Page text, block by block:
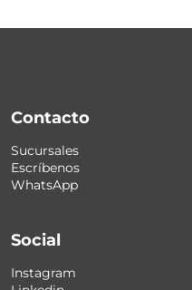
Contacto
Sucursales
Escríbenos
WhatsApp
Social
Instagram